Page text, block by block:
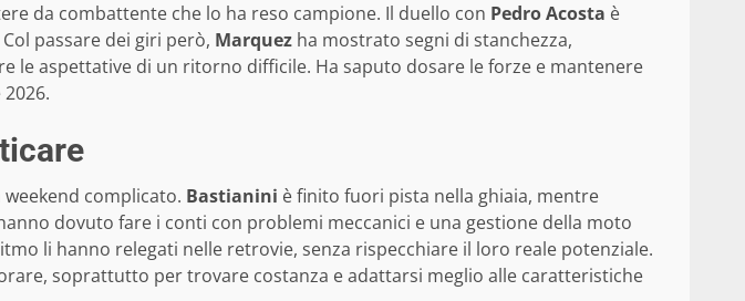
da combattente che lo ha reso campione. Il duello con Pedro Acosta è
passare dei giri però, Marquez ha mostrato segni di stanchezza,
aspettative di un ritorno difficile. Ha saputo dosare le forze e mantenere
complicato. Bastianini è finito fuori pista nella ghiaia, mentre
dovuto fare i conti con problemi meccanici e una gestione della moto
li hanno relegati nelle retrovie, senza rispecchiare il loro reale potenziale.
soprattutto per trovare costanza e adattarsi meglio alle caratteristiche